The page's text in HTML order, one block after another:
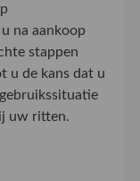
na aankoop
stappen
u de kans dat u
uw ritten.